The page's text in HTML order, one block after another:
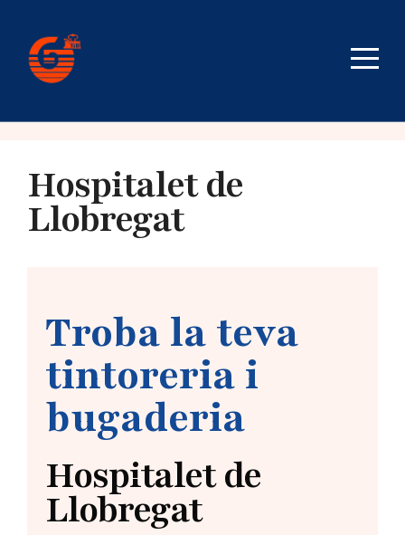
Hospitalet de
Llobregat
Troba la teva
tintoreria i
bugaderia
Hospitalet de
Llobregat